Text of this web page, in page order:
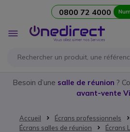
0800 72 4000
Affichage
navigation
Besoin d’une salle de réunion ?
avant-vente
Accueil
Écrans professionnels
Écrans salles de réunion
Écrans